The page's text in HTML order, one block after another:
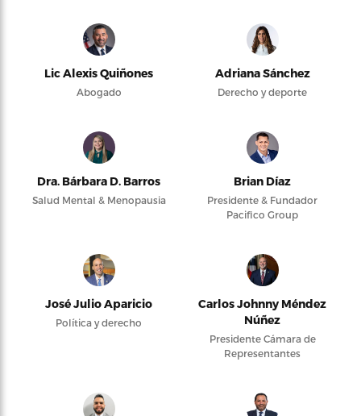
Lic Alexis Quiñones
Abogado
Adriana Sánchez
Derecho y deporte
Dra. Bárbara D. Barros
Salud Mental & Menopausia
Brian Díaz
Presidente & Fundador
Pacifico Group
José Julio Aparicio
Política y derecho
Carlos Johnny Méndez
Núñez
Presidente Cámara de
Representantes